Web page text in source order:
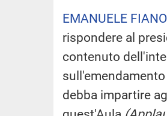
EMANUELE FIANO
rispondere al
contenuto
debba impartire